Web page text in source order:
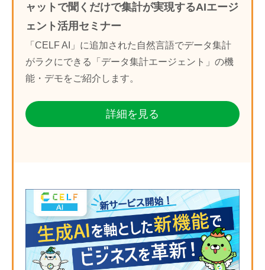
ャットで聞くだけで集計が実現するAIエージ
ェント活用セミナー
「CELF AI」に追加された自然言語でデータ集計
がラクにできる「データ集計エージェント」の機
能・デモをご紹介します。
詳細を見る